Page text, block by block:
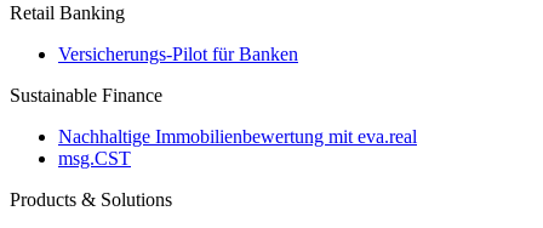
Retail Banking
Versicherungs-​Pilot für Banken
Sustainable Finance
Nachhaltige Immobilienbewertung mit eva.real
msg.CST
Products & Solutions